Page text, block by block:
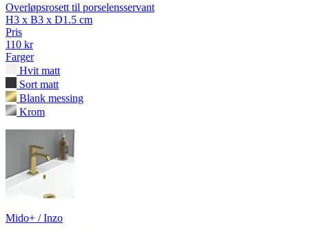
Overløpsrosett til porselensservant
H3 x B3 x D1.5 cm
Pris
110 kr
Farger
Hvit matt
Sort matt
Blank messing
Krom
Mido+ / Inzo